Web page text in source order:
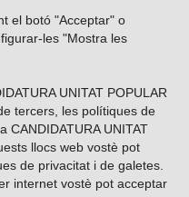
el botó "Acceptar" o
les "Mostra les
UNITAT POPULAR
tercers, les polítiques de
CANDIDATURA UNITAT
llocs web vostè pot
de privacitat i de galetes.
internet vostè pot acceptar
butlletí?
socials